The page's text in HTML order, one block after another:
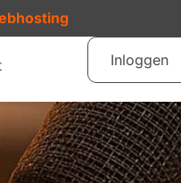
Inloggen